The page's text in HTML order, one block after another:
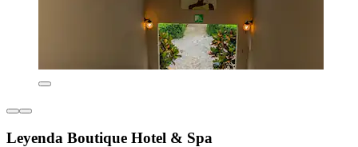
Leyenda Boutique Hotel & Spa